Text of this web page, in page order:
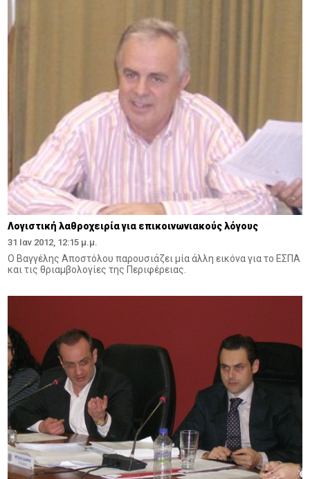
Λογιστική λαθροχειρία για επικοινωνιακούς λόγους
31 Ιαν 2012, 12:15 μ.μ.
Ο Βαγγέλης Αποστόλου παρουσιάζει μία άλλη εικόνα για το ΕΣΠΑ
και τις θριαμβολογίες της Περιφέρειας.